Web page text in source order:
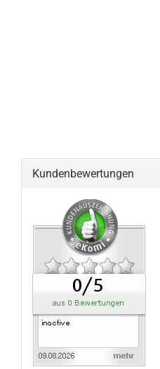
Kundenbewertungen